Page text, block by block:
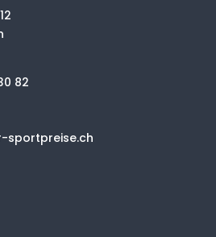
82
sportpreise.ch